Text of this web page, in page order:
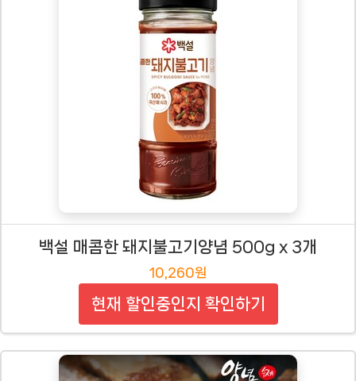
백설 매콤한 돼지불고기양념 500g x 3개
10,260원
현재 할인중인지 확인하기